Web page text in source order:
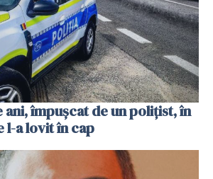
ani, împușcat de un polițist, în
l-a lovit în cap